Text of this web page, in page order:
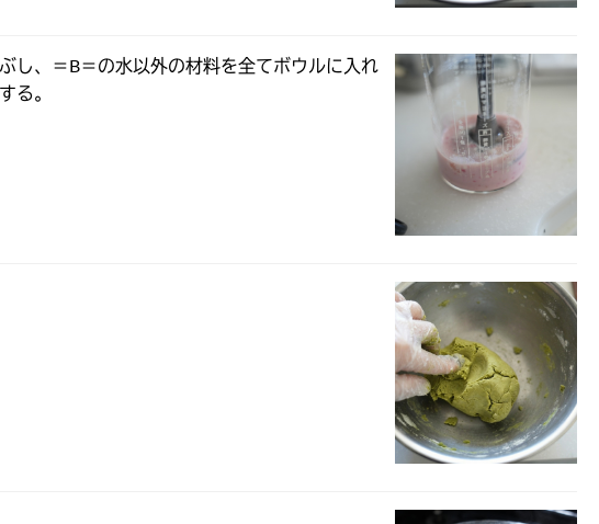
し、＝B＝の水以外の材料を全てボウルに入れ
る。